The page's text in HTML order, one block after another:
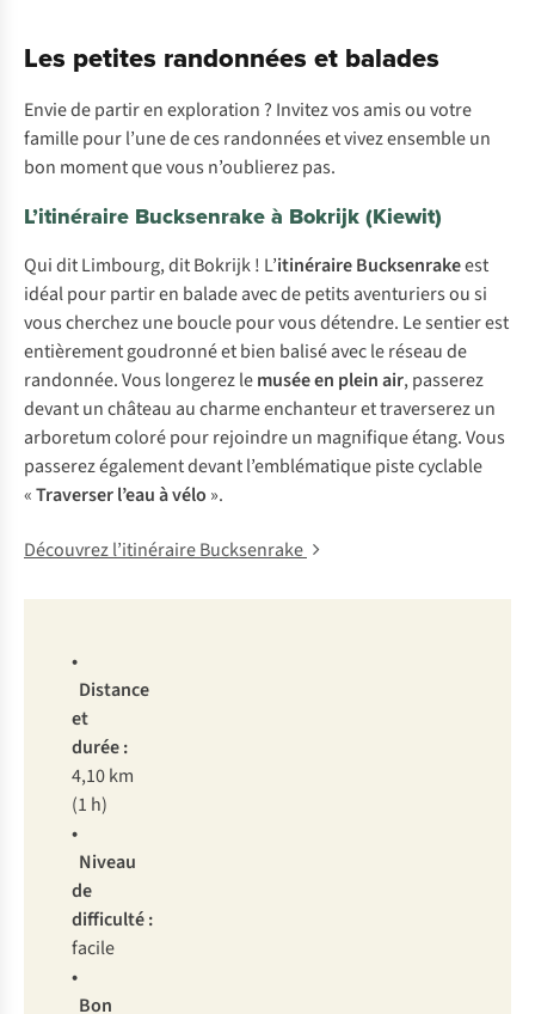
Les petites randonnées et balades
Envie de partir en exploration ? Invitez vos amis ou votre
famille pour l’une de ces randonnées et vivez ensemble un
bon moment que vous n’oublierez pas.
L’itinéraire Bucksenrake à Bokrijk (Kiewit)
Qui dit Limbourg, dit Bokrijk ! L’itinéraire Bucksenrakeest
idéal pour partir en balade avec de petits aventuriers ou si
vous cherchez une boucle pour vous détendre. Le sentier est
entièrement goudronné et bien balisé avec le réseau de
randonnée. Vous longerez lemusée en plein air, passerez
devant un château au charme enchanteur et traverserez un
arboretum coloré pour rejoindre un magnifique étang. Vous
passerez également devant l’emblématique piste cyclable
«Traverser l’eau à vélo ».
Découvrez l’itinéraire Bucksenrake
•
Distance
et
durée :
4,10 km
(1 h)
•
Niveau
de
difficulté :
facile
•
Bon